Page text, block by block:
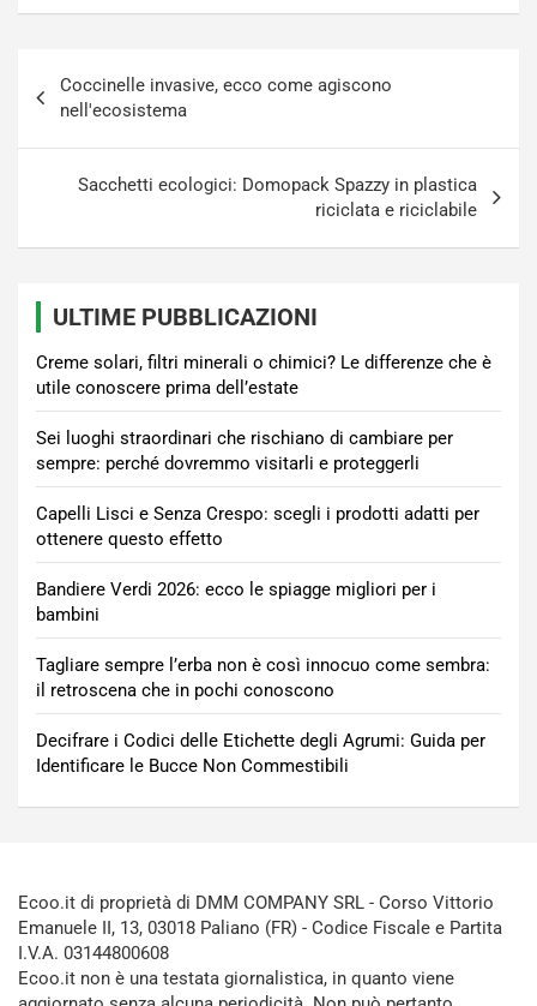
articoli
Coccinelle invasive, ecco come agiscono
nell'ecosistema
Sacchetti ecologici: Domopack Spazzy in plastica
riciclata e riciclabile
ULTIME PUBBLICAZIONI
Creme solari, filtri minerali o chimici? Le differenze che è
utile conoscere prima dell’estate
Sei luoghi straordinari che rischiano di cambiare per
sempre: perché dovremmo visitarli e proteggerli
Capelli Lisci e Senza Crespo: scegli i prodotti adatti per
ottenere questo effetto
Bandiere Verdi 2026: ecco le spiagge migliori per i
bambini
Tagliare sempre l’erba non è così innocuo come sembra:
il retroscena che in pochi conoscono
Decifrare i Codici delle Etichette degli Agrumi: Guida per
Identificare le Bucce Non Commestibili
Ecoo.it di proprietà di DMM COMPANY SRL - Corso Vittorio
Emanuele II, 13, 03018 Paliano (FR) - Codice Fiscale e Partita
I.V.A. 03144800608
Ecoo.it non è una testata giornalistica, in quanto viene